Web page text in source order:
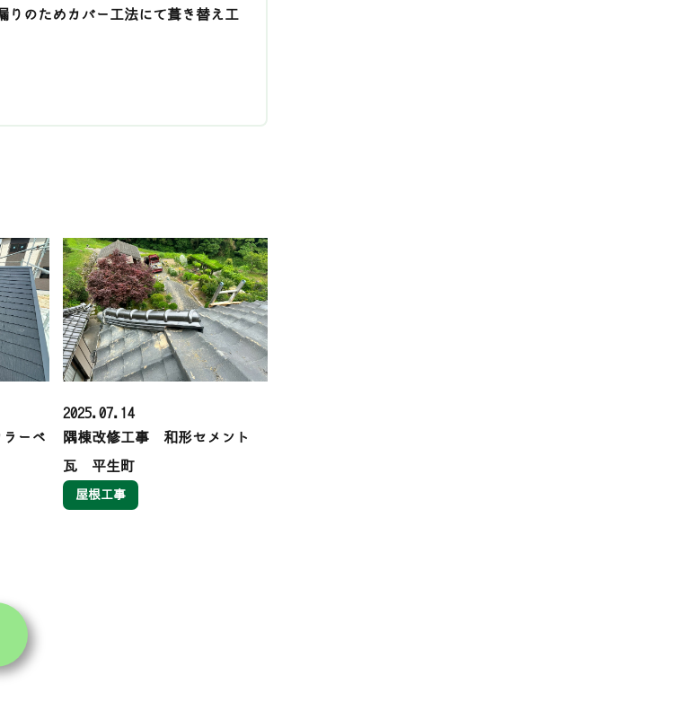
りのためカバー工法にて葺き替え工
ーベ
2025.07.14
隅棟改修工事 和形セメント
瓦 平生町
屋根工事